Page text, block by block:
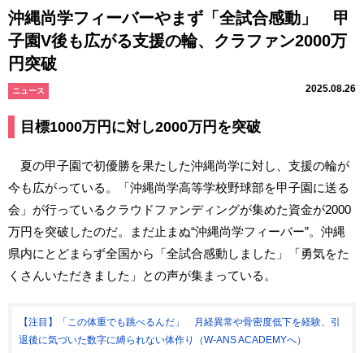
沖縄尚学フィーバーやまず「全試合感動」 甲
子園V後も広がる支援の輪、クラファン2000万
円突破
ニュース 2025.08.26
目標1000万円に対し2000万円を突破
夏の甲子園で初優勝を果たした沖縄尚学に対し、支援の輪が
今も広がっている。「沖縄尚学高等学校野球部を甲子園に送る
会」が行っているクラウドファンディングが集めた資金が2000
万円を突破したのだ。まだ止まぬ“沖縄尚学フィーバー”。沖縄
県内にとどまらず全国から「全試合感動しました」「勇気をた
くさんいただきました」との声が集まっている。
【注目】「この体重でも跳べるんだ」 月経異常や骨密度低下を経験、引
退後に気づいた数字に縛られない体作り（W-ANS ACADEMYへ）